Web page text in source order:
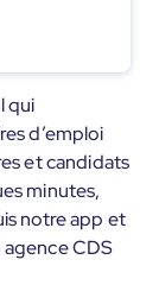
qui
d’emploi
et candidats
minutes,
notre app et
CDS